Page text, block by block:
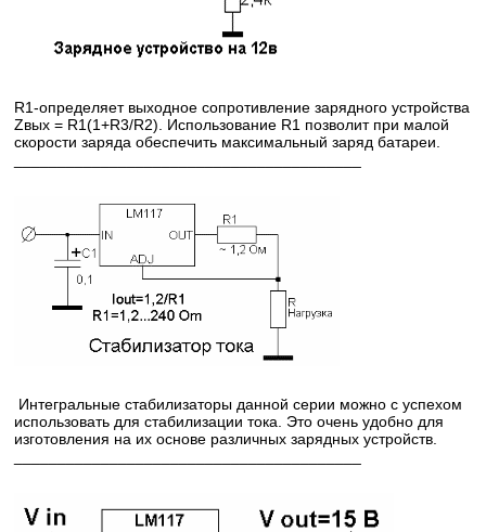
R1-определяет выходное сопротивление зарядного устройства
Zвых = R1(1+R3/R2). Использование R1 позволит при малой
скорости заряда обеспечить максимальный заряд батареи.
Интегральные стабилизаторы данной серии можно с успехом
использовать для стабилизации тока. Это очень удобно для
изготовления на их основе различных зарядных устройств.